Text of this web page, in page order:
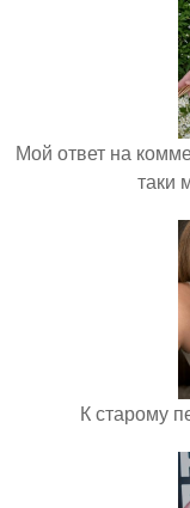
Мой ответ на
таки
К старому